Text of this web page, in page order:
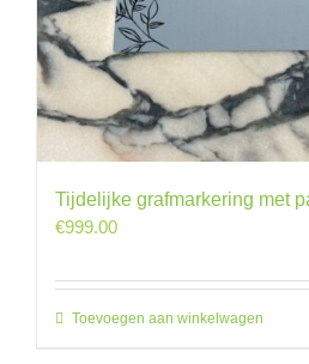
Tijdelijke grafmarkering met
€999.00
Toevoegen aan winkelwagen